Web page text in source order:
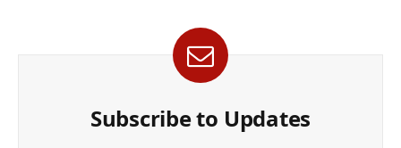
Subscribe to Updates